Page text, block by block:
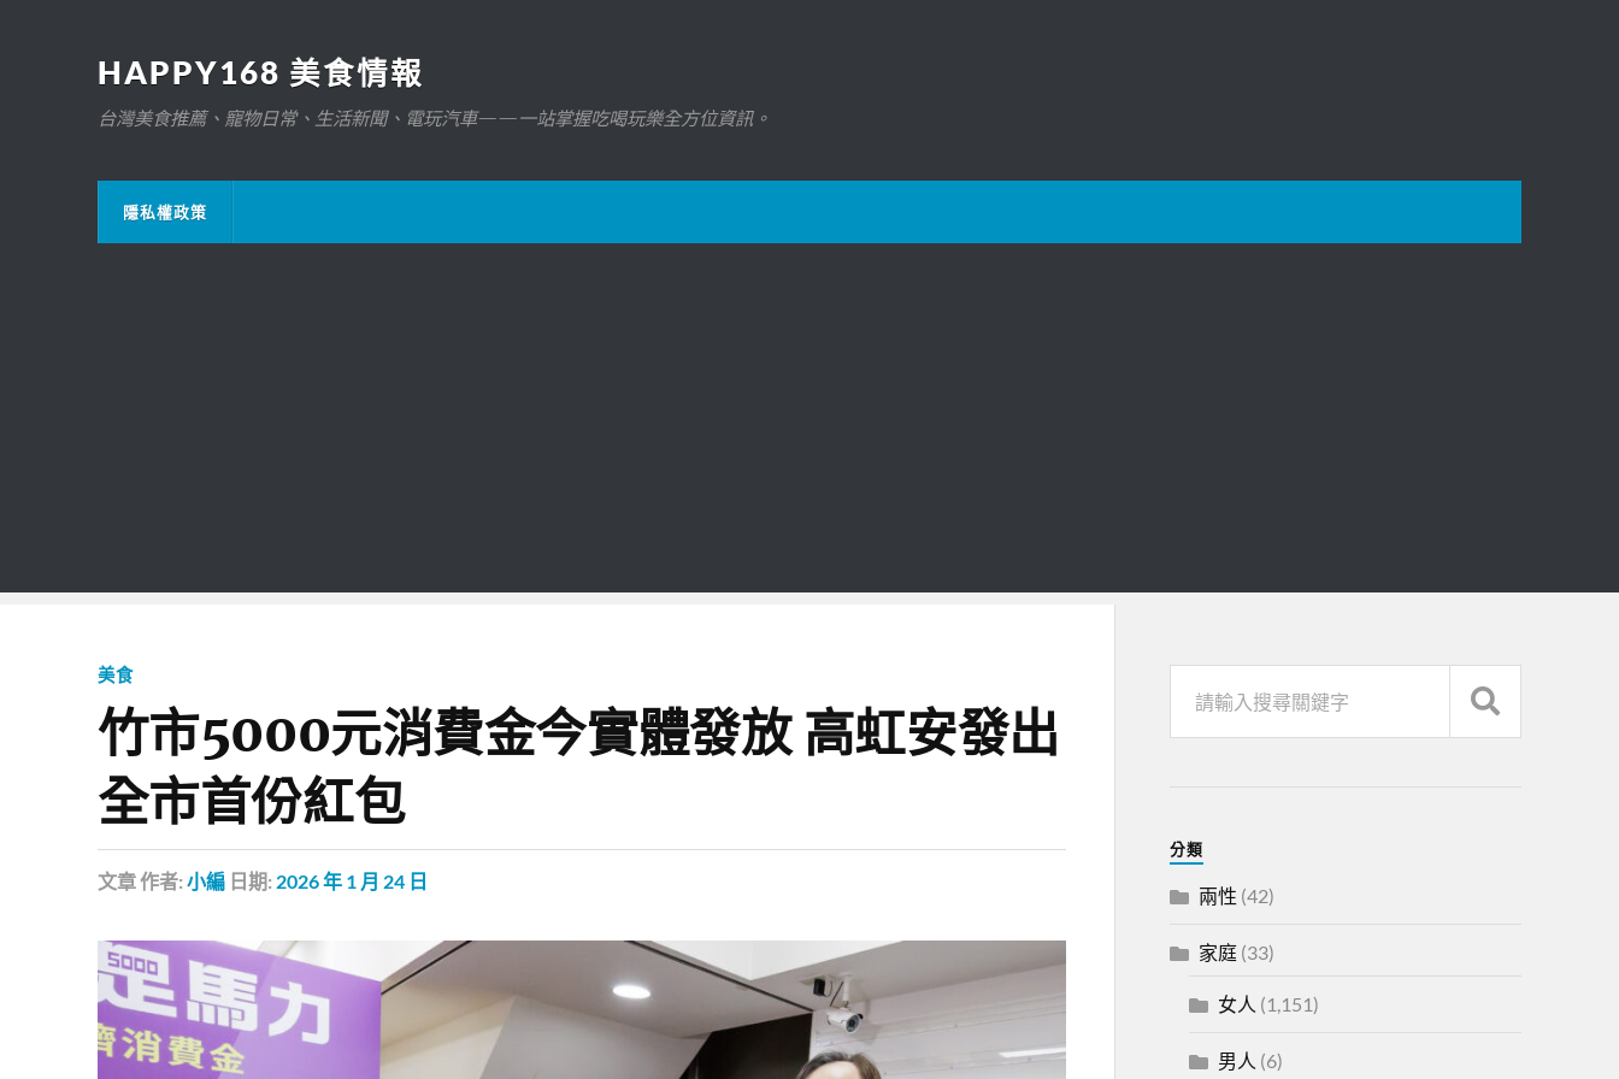
HAPPY168 美食情報
台灣美食推薦、寵物日常、生活新聞、電玩汽車——一站掌握吃喝玩樂全方位資訊。
隱私權政策
美食
竹市5000元消費金今實體發放 高虹安發出
全市首份紅包
文章作者: 小編 日期: 2026 年 1 月 24 日
分類
兩性 (42)
家庭(33)
女人 (1,151)
男人 (6)